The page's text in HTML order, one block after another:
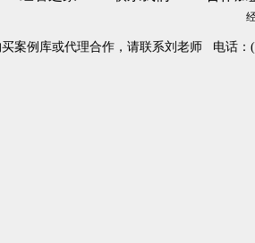
买案例库或代理合作，请联系刘老师 电话：